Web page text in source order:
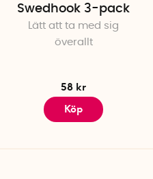
Swedhook 3-pack
Lätt att ta med sig
överallt
58 kr
Köp